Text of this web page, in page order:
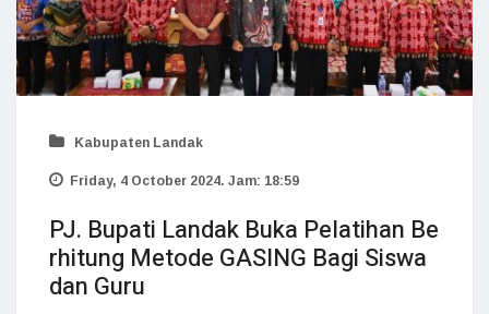
Kabupaten Landak
Friday, 4 October 2024. Jam: 18:59
PJ. Bupati Landak Buka Pelatihan Be
rhitung Metode GASING Bagi Siswa
dan Guru